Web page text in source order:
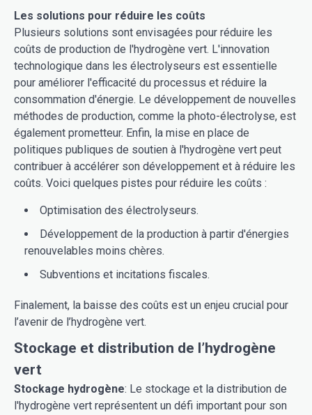
Les solutions pour réduire les coûts
Plusieurs solutions sont envisagées pour réduire les
coûts de production de l'hydrogène vert. L'innovation
technologique dans les électrolyseurs est essentielle
pour améliorer l'efficacité du processus et réduire la
consommation d'énergie. Le développement de nouvelles
méthodes de production, comme la photo-électrolyse, est
également prometteur. Enfin, la mise en place de
politiques publiques de soutien à l'hydrogène vert peut
contribuer à accélérer son développement et à réduire les
coûts. Voici quelques pistes pour réduire les coûts :
Optimisation des électrolyseurs.
Développement de la production à partir d'énergies
renouvelables moins chères.
Subventions et incitations fiscales.
Finalement, la baisse des coûts est un enjeu crucial pour
l’avenir de l’hydrogène vert.
Stockage et distribution de l’hydrogène
vert
Stockage hydrogène: Le stockage et la distribution de
l'hydrogène vert représentent un défi important pour son